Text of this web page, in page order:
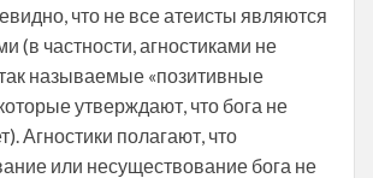
что не все атеисты являются
(в частности, агностиками не
называемые «позитивные
утверждают, что бога не
Агностики полагают, что
или несуществование бога не